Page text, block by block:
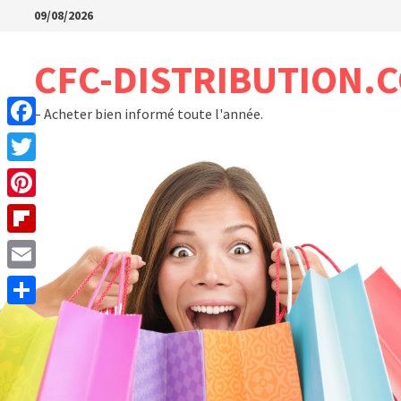
Passer09/08/2026
CFC-
– Acheter bien informé toute l'année.
Facebook
Twitter
Pinterest
Flipboard
Email
Partager